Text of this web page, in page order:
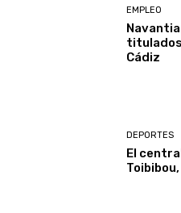
EMPLEO
titulados
Cádiz
DEPORTES
El